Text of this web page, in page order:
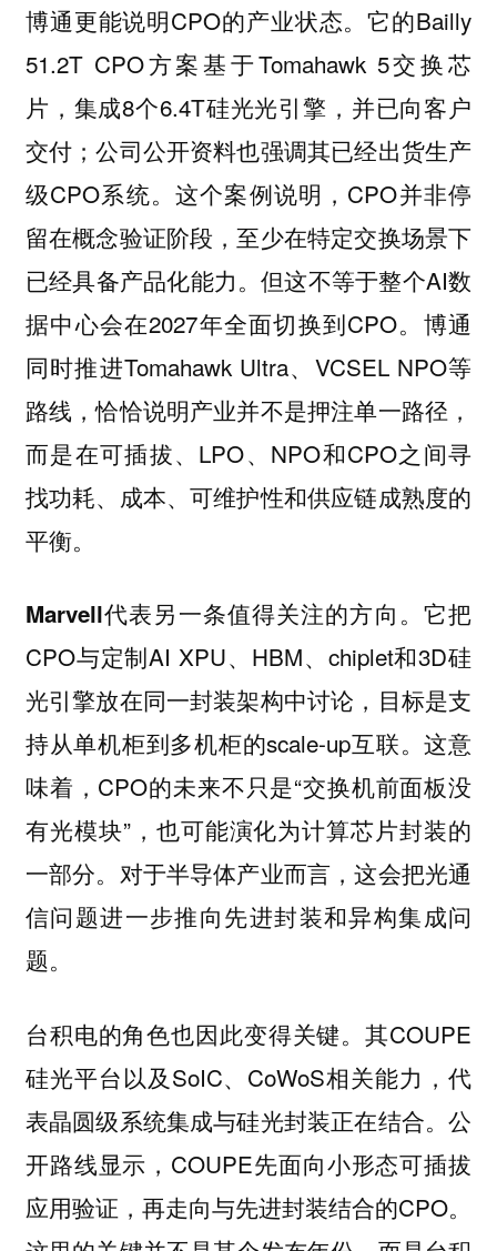
博通更能说明CPO的产业状态。它的Bailly
51.2T CPO方案基于Tomahawk 5交换芯
片，集成8个6.4T硅光光引擎，并已向客户
交付；公司公开资料也强调其已经出货生产
级CPO系统。这个案例说明，CPO并非停
留在概念验证阶段，至少在特定交换场景下
已经具备产品化能力。但这不等于整个AI数
据中心会在2027年全面切换到CPO。博通
同时推进Tomahawk Ultra、VCSEL NPO等
路线，恰恰说明产业并不是押注单一路径，
而是在可插拔、LPO、NPO和CPO之间寻
找功耗、成本、可维护性和供应链成熟度的
平衡。
Marvell代表另一条值得关注的方向。它把
CPO与定制AI XPU、HBM、chiplet和3D硅
光引擎放在同一封装架构中讨论，目标是支
持从单机柜到多机柜的scale-up互联。这意
味着，CPO的未来不只是“交换机前面板没
有光模块”，也可能演化为计算芯片封装的
一部分。对于半导体产业而言，这会把光通
信问题进一步推向先进封装和异构集成问
题。
台积电的角色也因此变得关键。其COUPE
硅光平台以及SoIC、CoWoS相关能力，代
表晶圆级系统集成与硅光封装正在结合。公
开路线显示，COUPE先面向小形态可插拔
应用验证，再走向与先进封装结合的CPO。